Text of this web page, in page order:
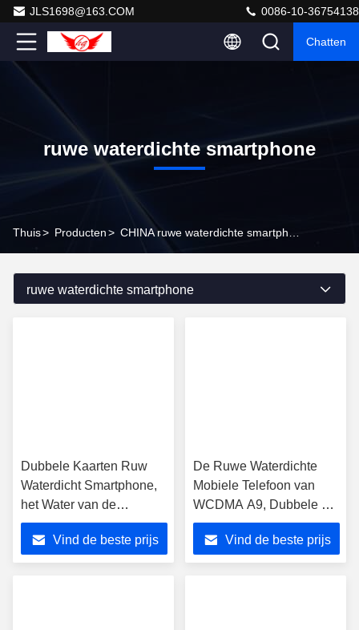
JLS1698@163.COM 0086-10-36754138
Chatten
ruwe waterdichte smartphone
Thuis> Producten>
ruwe waterdichte smartphone
Dubbele Kaarten Ruw
Waterdicht Smartphone,
het Water van de
Vierlingkern en
Schokbestendig
Smartphone
Vind de beste prijs
De Ruwe Waterdichte
Mobiele Telefoon van
WCDMA A9, Dubbele de
Kaartgroef van Camera
Dubbele Sim
Vind de beste prijs